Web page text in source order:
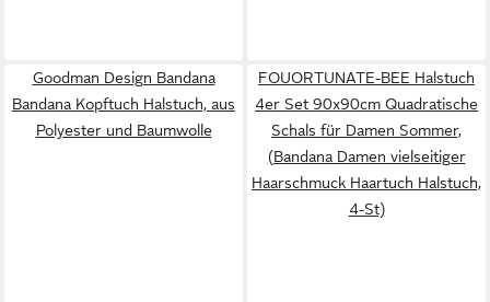
Goodman Design Bandana
Bandana Kopftuch Halstuch, aus
Polyester und Baumwolle
FOUORTUNATE-BEE Halstuch
4er Set 90x90cm Quadratische
Schals für Damen Sommer,
(Bandana Damen vielseitiger
Haarschmuck Haartuch Halstuch,
4-St)